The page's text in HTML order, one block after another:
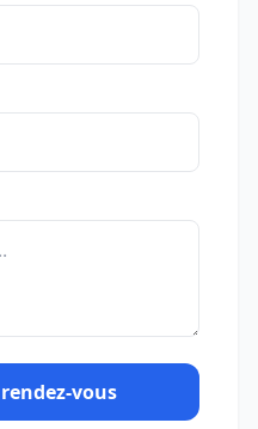
vous